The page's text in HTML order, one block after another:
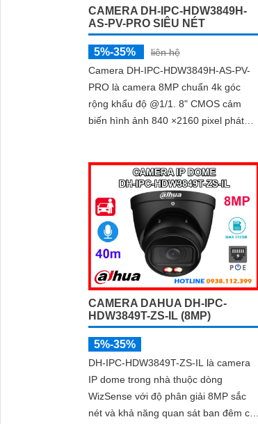
CAMERA DH-IPC-HDW3849H-
AS-PV-PRO SIÊU NÉT
5%-35%
liên hệ
Camera DH-IPC-HDW3849H-AS-PV-
PRO là camera 8MP chuẩn 4k góc
rộng khẩu độ @1/1. 8" CMOS cảm
biến hình ảnh 840 ×2160 pixel phát
CAMERA DAHUA DH-IPC-
HDW3849T-ZS-IL (8MP)
5%-35%
DH-IPC-HDW3849T-ZS-IL là camera
IP dome trong nhà thuộc dòng
WizSense với độ phân giải 8MP sắc
nét và khả năng quan sát ban đêm có